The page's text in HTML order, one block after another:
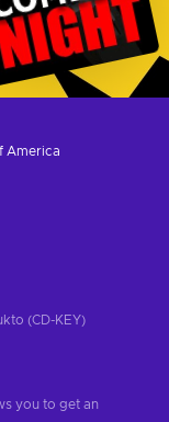
America
(CD-KEY)
you to get an